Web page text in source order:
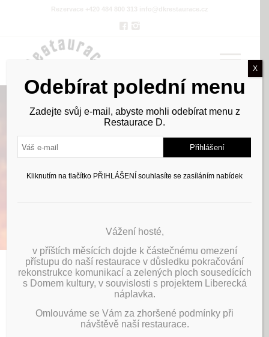
Rezervace +420 484 800 313 info@dkrestaurace.cz
POLEDNÍ
MENU
Odebírat polední menu
Zadejte svůj e-mail, abyste mohli odebírat menu z
Restaurace D.
Kliknutím na tlačítko PŘIHLÁŠENÍ souhlasíte se zasíláním nabídek
Vážení hosté,
v příštích měsících dojde k částečnému omezení
přístupu do naší restaurace v důsledku pokračování
rekonstrukce komunikací a zelených ploch sousedících
s Domem kultury, v souvislosti s projektem Liberecká
náplavka.
Omlouváme se Vám za zhoršené podmínky při
návštěvě naší restaurace.
X